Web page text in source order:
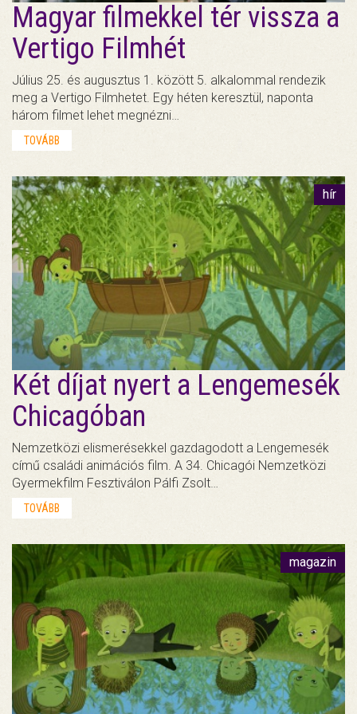
Magyar filmekkel tér vissza a
Vertigo Filmhét
Július 25. és augusztus 1. között 5. alkalommal rendezik
meg a Vertigo Filmhetet. Egy héten keresztül, naponta
három filmet lehet megnézni…
TOVÁBB
hír
Két díjat nyert a Lengemesék
Chicagóban
Nemzetközi elismerésekkel gazdagodott a Lengemesék
című családi animációs film. A 34. Chicagói Nemzetközi
Gyermekfilm Fesztiválon Pálfi Zsolt…
TOVÁBB
magazin